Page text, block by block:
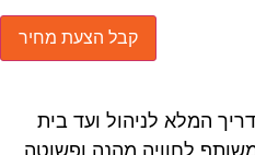
המלא לניהול ועד בית
לחוויה מהנה ופשוטה